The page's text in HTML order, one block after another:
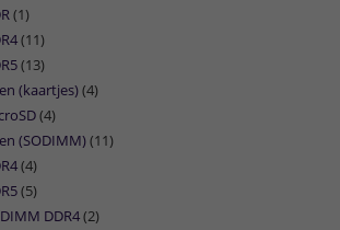
(1)
(11)
(13)
(kaartjes)(4)
(4)
(SODIMM)(11)
(4)
(5)
DDR4(2)